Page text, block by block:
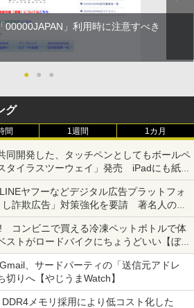
00000JAPAN」利用時に注意すべき
● ● ●
グ
間 1週間 1カ月
同開発した、タッチペンとしてもボールペ
タイラスツーウェイ」発売 iPadにも紙に
込める
ヤフーなどデジタル広告プラットフォ
詐欺広告」対策強化を要請 著名人の写
詐欺などへの対策として
コンビニで買える冷凍ペットボトルで体
ストがロードバイクにちょうどいい【ぼっ
14】【空いた時間でなにしてる？】
、サードパーティの「送信元アドレ
切りへ【やじうまWatch】
メモリ採用により低コスト化した